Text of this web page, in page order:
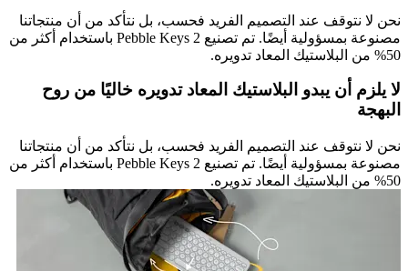
نحن لا نتوقف عند التصميم الفريد فحسب، بل نتأكد من أن منتجاتنا
مصنوعة بمسؤولية أيضًا. تم تصنيع Pebble Keys 2 باستخدام أكثر من
50% من البلاستيك المعاد تدويره.
لا يلزم أن يبدو البلاستيك المعاد تدويره خاليًا من روح
البهجة
نحن لا نتوقف عند التصميم الفريد فحسب، بل نتأكد من أن منتجاتنا
مصنوعة بمسؤولية أيضًا. تم تصنيع Pebble Keys 2 باستخدام أكثر من
50% من البلاستيك المعاد تدويره.